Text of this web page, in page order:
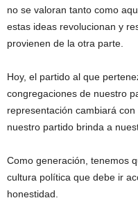
no se valoran tanto como
estas ideas revolucionan y
provienen de la otra parte.
Hoy, el partido al que
congregaciones de nuestro
representación cambiará
nuestro partido brinda a
Como generación, tenemos
cultura política que debe ir
honestidad.